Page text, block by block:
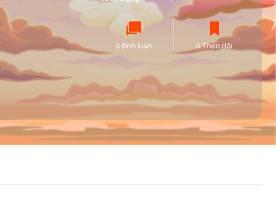
0 Bình luận 0 Theo dõi